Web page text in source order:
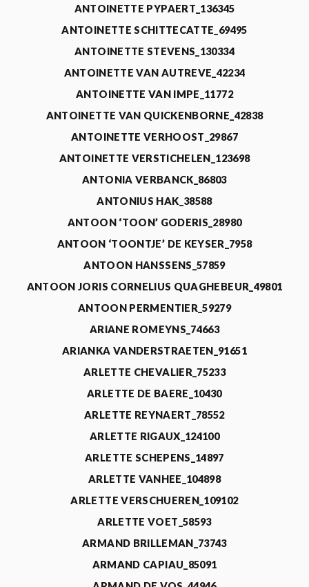
ANTOINETTE PYPAERT_136345
ANTOINETTE SCHITTECATTE_69495
ANTOINETTE STEVENS_130334
ANTOINETTE VAN AUTREVE_42234
ANTOINETTE VAN IMPE_11772
ANTOINETTE VAN QUICKENBORNE_42838
ANTOINETTE VERHOOST_29867
ANTOINETTE VERSTICHELEN_123698
ANTONIA VERBANCK_86803
ANTONIUS HAK_38588
ANTOON ‘TOON’ GODERIS_28980
ANTOON ‘TOONTJE’ DE KEYSER_7958
ANTOON HANSSENS_57859
ANTOON JORIS CORNELIUS QUAGHEBEUR_49801
ANTOON PERMENTIER_59279
ARIANE ROMEYNS_74663
ARIANKA VANDERSTRAETEN_91651
ARLETTE CHEVALIER_75233
ARLETTE DE BAERE_10430
ARLETTE REYNAERT_78552
ARLETTE RIGAUX_124100
ARLETTE SCHEPENS_14897
ARLETTE VANHEE_104898
ARLETTE VERSCHUEREN_109102
ARLETTE VOET_58593
ARMAND BRILLEMAN_73743
ARMAND CAPIAU_85091